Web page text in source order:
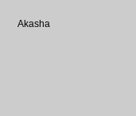
Akasha